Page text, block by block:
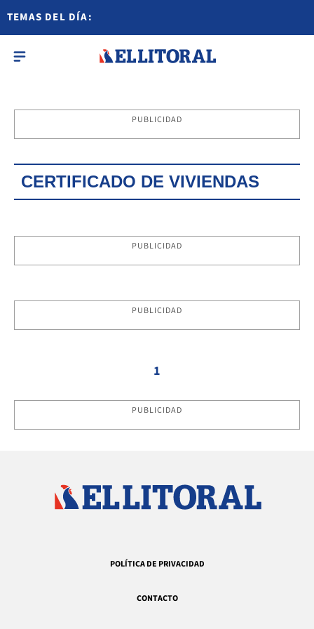
TEMAS DEL DÍA:
PUBLICIDAD
CERTIFICADO DE VIVIENDAS
PUBLICIDAD
PUBLICIDAD
1
PUBLICIDAD
POLÍTICA DE PRIVACIDAD
CONTACTO